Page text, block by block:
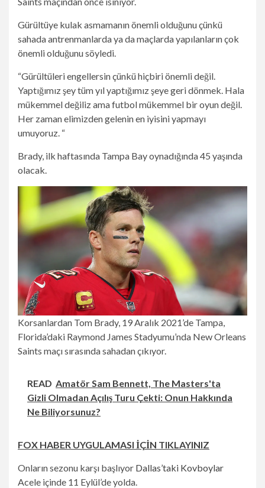
Gürültüye kulak asmamanın önemli olduğunu çünkü
sahada antrenmanlarda ya da maçlarda yapılanların çok
önemli olduğunu söyledi.
“Gürültüleri engellersin çünkü hiçbiri önemli değil.
Yaptığımız şey tüm yıl yaptığımız şeye geri dönmek. Hala
mükemmel değiliz ama futbol mükemmel bir oyun değil.
Her zaman elimizden gelenin en iyisini yapmayı
umuyoruz. “
Brady, ilk haftasında Tampa Bay oynadığında 45 yaşında
olacak.
Korsanlardan Tom Brady, 19 Aralık 2021’de Tampa,
Florida’daki Raymond James Stadyumu’nda New Orleans
Saints maçı sırasında sahadan çıkıyor.
READ Amatör Sam Bennett, The Masters'ta
Gizli Olmadan Açılış Turu Çekti: Onun Hakkında
Ne Biliyorsunuz?
FOX HABER UYGULAMASI İÇİN TIKLAYINIZ
Onların sezonu karşı başlıyor Dallas’taki Kovboylar
Acele içinde 11 Eylül’de yolda.